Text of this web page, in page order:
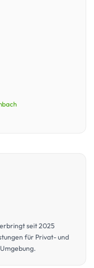
seit 2025
für Privat- und